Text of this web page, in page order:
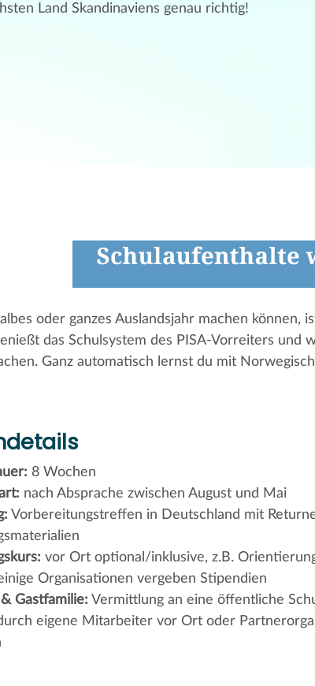
Land Skandinaviens genau richtig!
oder ganzes Auslandsjahr machen können,
das Schulsystem des PISA-Vorreiters und
Ganz automatisch lernst du mit
8 Wochen
nach Absprache zwischen August und Mai
Vorbereitungstreffen in Deutschland mit
vor Ort optional/inklusive, z.B.
Organisationen vergeben Stipendien
Gastfamilie: Vermittlung an eine öffentliche
eigene Mitarbeiter vor Ort oder